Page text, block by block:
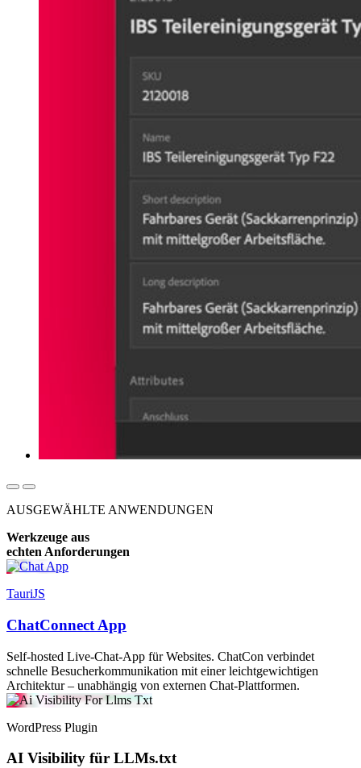
AUSGEWÄHLTE ANWENDUNGEN
Werkzeuge aus
echten Anforderungen
TauriJS
ChatConnect App
Self-hosted Live-Chat-App für Websites. ChatCon verbindet
schnelle Besucherkommunikation mit einer leichtgewichtigen
Architektur – unabhängig von externen Chat-Plattformen.
WordPress Plugin
AI Visibility für LLMs.txt